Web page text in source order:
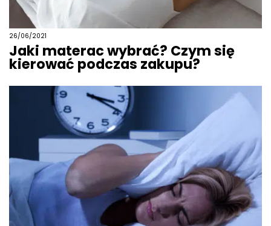
26/06/2021
Jaki materac wybrać? Czym się
kierować podczas zakupu?